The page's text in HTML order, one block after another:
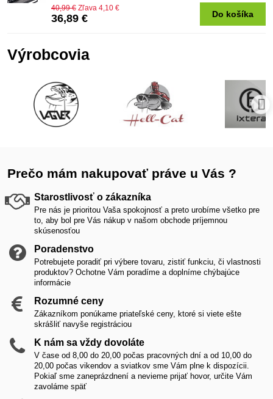
36,89 €
40,99 € Zľava 4,10 €
Do košíka
Výrobcovia
Prečo mám nakupovať práve u Vás ?
Starostlivosť o zákazníka
Pre nás je prioritou Vaša spokojnosť a preto urobíme všetko pre
to, aby bol pre Vás nákup v našom obchode príjemnou
skúsenosťou
Poradenstvo
Potrebujete poradiť pri výbere tovaru, zistiť funkciu, či vlastnosti
produktov? Ochotne Vám poradíme a doplníme chýbajúce
informácie
Rozumné ceny
Zákazníkom ponúkame priateľské ceny, ktoré si viete ešte
skrášliť navyše registráciou
K nám sa vždy dovoláte
V čase od 8,00 do 20,00 počas pracovných dní a od 10,00 do
20,00 počas vikendov a sviatkov sme Vám plne k dispozícii.
Pokiaľ sme zaneprázdnení a nevieme prijať hovor, určite Vám
zavoláme späť